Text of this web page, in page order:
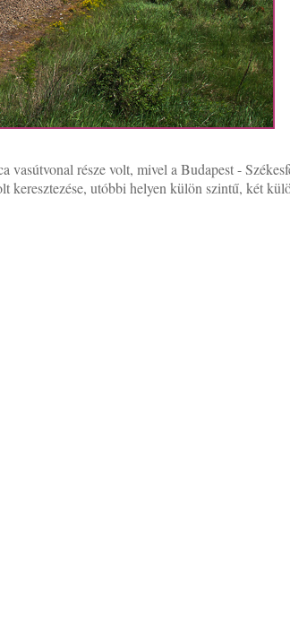
része volt, mivel a Budapest -
utóbbi helyen külön szintű, két